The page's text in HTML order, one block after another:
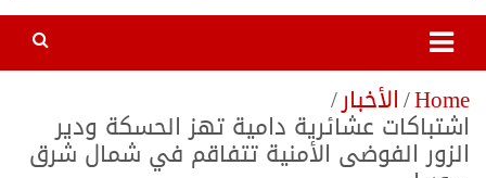
Home الأخبار
اشتباكات عشائرية دامية تهز الحسكة ودير
الزور الفوضى الأمنية تتفاقم في شمال شرق